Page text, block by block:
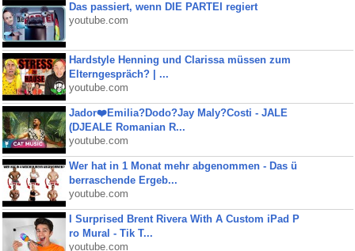
Das passiert, wenn DIE PARTEI regiert
youtube.com
Hardstyle Henning und Clarissa müssen zum
Elterngespräch? | ...
youtube.com
Jador❤️Emilia?Dodo?Jay Maly?Costi - JALE
(DJEALE Romanian R...
youtube.com
Wer hat in 1 Monat mehr abgenommen - Das ü
berraschende Ergeb...
youtube.com
I Surprised Brent Rivera With A Custom iPad P
ro Mural - Tik T...
youtube.com